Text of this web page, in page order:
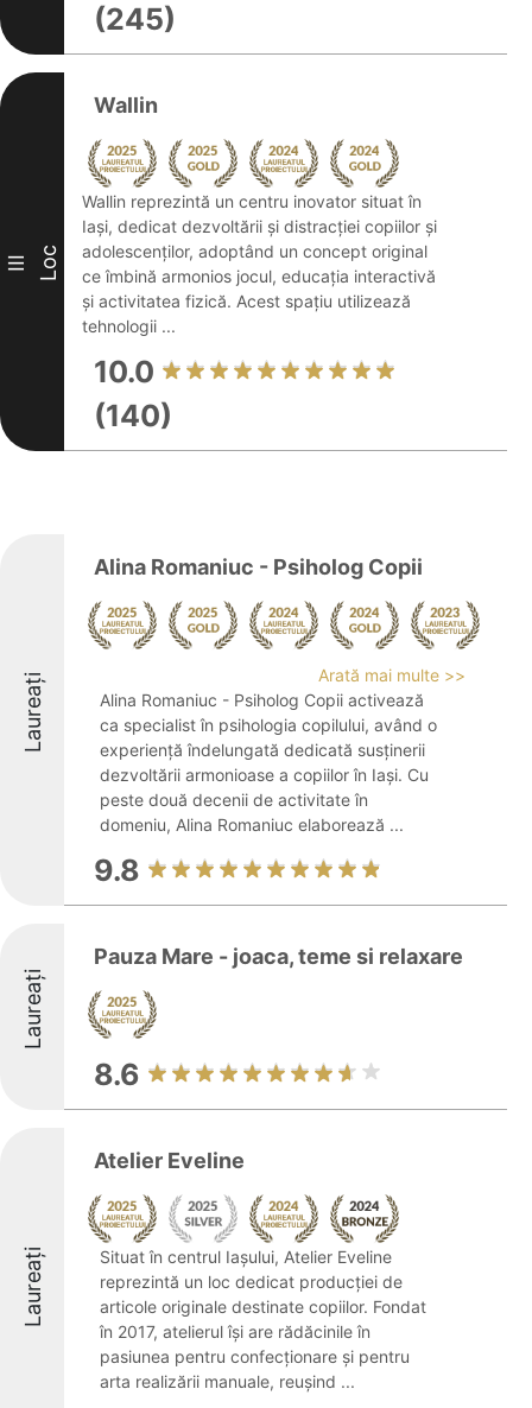
(245)
III Loc
Wallin
Wallin reprezintă un centru inovator situat în
Iași, dedicat dezvoltării și distracției copiilor și
adolescenților, adoptând un concept original
ce îmbină armonios jocul, educația interactivă
și activitatea fizică. Acest spațiu utilizează
tehnologii ...
10.0
(140)
Laureați
Alina Romaniuc - Psiholog Copii
Arată mai multe >>
Alina Romaniuc - Psiholog Copii activează
ca specialist în psihologia copilului, având o
experiență îndelungată dedicată susținerii
dezvoltării armonioase a copiilor în Iași. Cu
peste două decenii de activitate în
domeniu, Alina Romaniuc elaborează ...
9.8
Laureați
Pauza Mare - joaca, teme si relaxare
8.6
Laureați
Atelier Eveline
Situat în centrul Iașului, Atelier Eveline
reprezintă un loc dedicat producției de
articole originale destinate copiilor. Fondat
în 2017, atelierul își are rădăcinile în
pasiunea pentru confecționare și pentru
arta realizării manuale, reușind ...